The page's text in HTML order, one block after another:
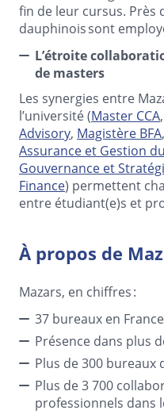
fin de leur cursus. Près
dauphinois sont
L’étroite
de masters
Les synergies entre
l’université (Master CCA,
Advisory, Magistère BFA,
Assurance et Gestion
Gouvernance et
Finance) permettent
entre étudiant(e)s et
À propos de
Mazars, en chiffres :
37 bureaux en France
Présence dans plus
Plus de 300 bureaux
Plus de 3 700
professionnels dans